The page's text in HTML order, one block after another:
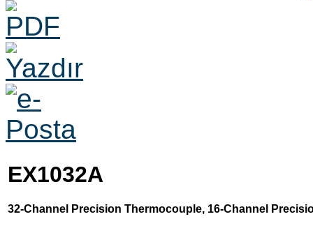
EX1032A
32-Channel Precision Thermocouple, 16-Channel